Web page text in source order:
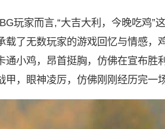
玩家而言,“大吉大利，今晚吃鸡”
载了无数玩家的游戏回忆与情感，
通小鸡，昂首挺胸，仿佛在宣布胜
甲，眼神凌厉，仿佛刚刚经历完一